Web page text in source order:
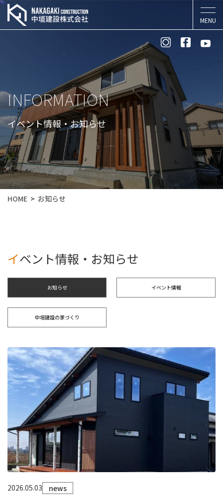
INFORMATION
イベント情報・お知らせ
HOME お知らせ
イベント情報・お知らせ
お知らせ イベント情報
中垣建設の家づくり
2026.05.03 news